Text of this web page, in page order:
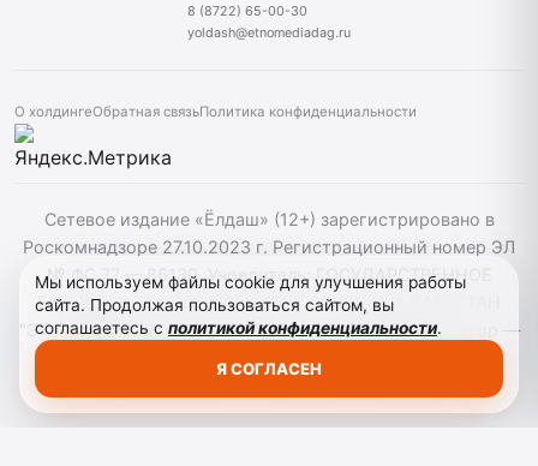
8 (8722) 65-00-30
yoldash@etnomediadag.ru
О холдингеОбратная связьПолитика конфиденциальности
Сетевое издание «Ёлдаш» (12+) зарегистрировано в
Роскомнадзоре 27.10.2023 г. Регистрационный номер ЭЛ
№ ФС 77 — 86130. Учредитель: ГОСУДАРСТВЕННОЕ
БЮДЖЕТНОЕ УЧРЕЖДЕНИЕ РЕСПУБЛИКИ ДАГЕСТАН
"ЭТНОМЕДИАХОЛДИНГ "ДАГЕСТАН" главный редактор —
Г. А. Конакбиев. При использовании материалов сайта
Мы используем файлы cookie для улучшения работы
сайта. Продолжая пользоваться сайтом, вы
соглашаетесь с политикой конфиденциальности.
Я СОГЛАСЕН